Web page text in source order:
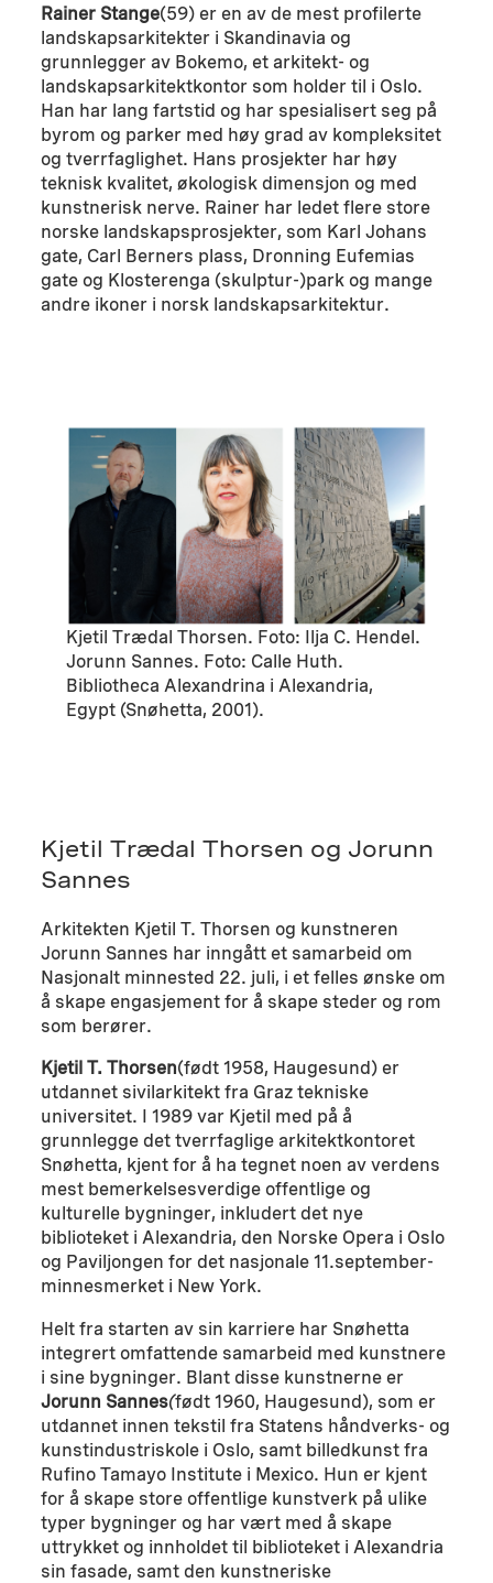
Rainer Stange(59) er en av de mest profilerte
landskapsarkitekter i Skandinavia og
grunnlegger av Bokemo, et arkitekt- og
landskapsarkitektkontor som holder til i Oslo.
Han har lang fartstid og har spesialisert seg på
byrom og parker med høy grad av kompleksitet
og tverrfaglighet. Hans prosjekter har høy
teknisk kvalitet, økologisk dimensjon og med
kunstnerisk nerve. Rainer har ledet flere store
norske landskapsprosjekter, som Karl Johans
gate, Carl Berners plass, Dronning Eufemias
gate og Klosterenga (skulptur-)park og mange
andre ikoner i norsk landskapsarkitektur.
Kjetil Trædal Thorsen. Foto: Ilja C. Hendel.
Jorunn Sannes. Foto: Calle Huth.
Bibliotheca Alexandrina i Alexandria,
Egypt (Snøhetta, 2001).
Kjetil Trædal Thorsen og Jorunn
Sannes
Arkitekten Kjetil T. Thorsen og kunstneren
Jorunn Sannes har inngått et samarbeid om
Nasjonalt minnested 22. juli, i et felles ønske om
å skape engasjement for å skape steder og rom
som berører.
Kjetil T. Thorsen(født 1958, Haugesund) er
utdannet sivilarkitekt fra Graz tekniske
universitet. I 1989 var Kjetil med på å
grunnlegge det tverrfaglige arkitektkontoret
Snøhetta, kjent for å ha tegnet noen av verdens
mest bemerkelsesverdige offentlige og
kulturelle bygninger, inkludert det nye
biblioteket i Alexandria, den Norske Opera i Oslo
og Paviljongen for det nasjonale 11.september-
minnesmerket i New York.
Helt fra starten av sin karriere har Snøhetta
integrert omfattende samarbeid med kunstnere
i sine bygninger. Blant disse kunstnerne er
Jorunn Sannes(født 1960, Haugesund), som er
utdannet innen tekstil fra Statens håndverks- og
kunstindustriskole i Oslo, samt billedkunst fra
Rufino Tamayo Institute i Mexico. Hun er kjent
for å skape store offentlige kunstverk på ulike
typer bygninger og har vært med å skape
uttrykket og innholdet til biblioteket i Alexandria
sin fasade, samt den kunstneriske